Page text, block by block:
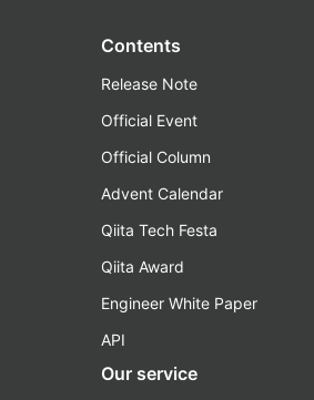
Contents
Release Note
Official Event
Official Column
Advent Calendar
Qiita Tech Festa
Qiita Award
Engineer White Paper
API
Our service